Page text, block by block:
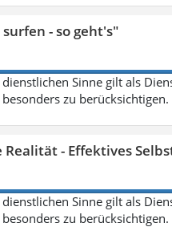
- so geht's"
Sinne gilt als
zu berücksichtigen.
- Effektives
Sinne gilt als
zu berücksichtigen.